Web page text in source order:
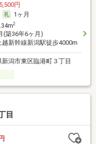
円
1ヶ月
2
(築36年6ヶ月)
越新幹線新潟駅徒歩4000m
新潟市東区臨港町３丁目
目